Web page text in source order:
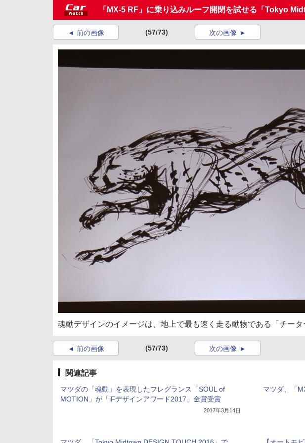
「MX-5 RF」に乗り込みルーフ開閉を試せる「Tokyo
前の画像 (57/73) 次の画像
魂動デザインのイメージは、地上で最も速く走る動物である「チータ
前の画像 (57/73) 次の画像
関連記事
マツダの「魂動」を表現したフレグランス「SOUL of
MOTION」が「iFデザインアワード2017」金賞受賞
2017年3月14日
マツダ、「